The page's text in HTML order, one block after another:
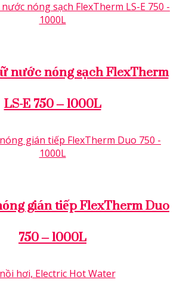
nóng sạch FlexTherm
LS-E 750 – 1000L
gián tiếp FlexTherm Duo
750 – 1000L